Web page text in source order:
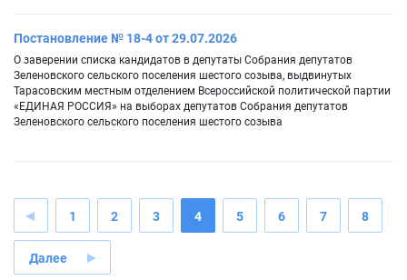
Постановление № 18-4 от 29.07.2026
О заверении списка кандидатов в депутаты Собрания депутатов
Зеленовского сельского поселения шестого созыва, выдвинутых
Тарасовским местным отделением Всероссийской политической партии
«ЕДИНАЯ РОССИЯ» на выборах депутатов Собрания депутатов
Зеленовского сельского поселения шестого созыва
1 2 3 4 5 6 7 8
Далее